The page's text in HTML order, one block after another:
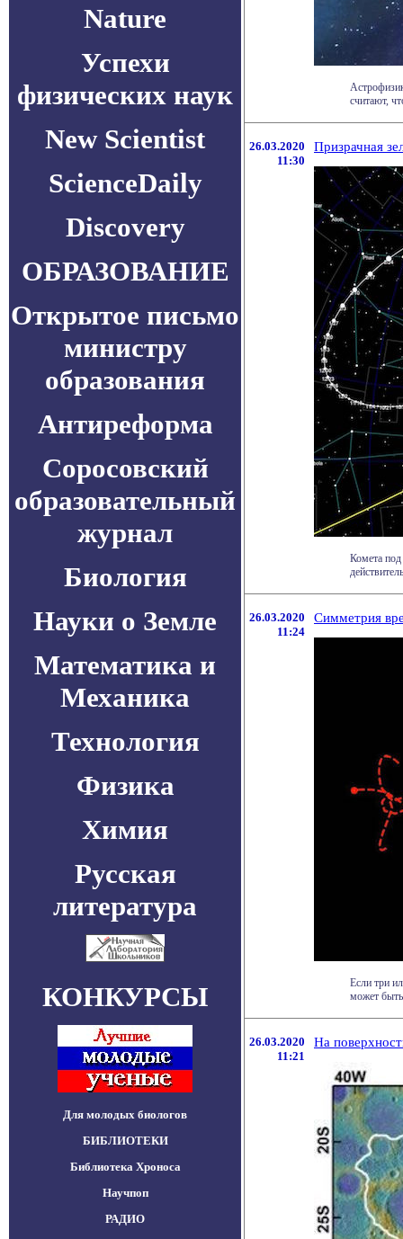
Nature
Успехи
физических наук
New Scientist
ScienceDaily
Discovery
ОБРАЗОВАНИЕ
Открытое письмо
министру
образования
Антиреформа
Соросовский
образовательный
журнал
Биология
Науки о Земле
Математика и
Механика
Технология
Физика
Химия
Русская
литература
КОНКУРСЫ
Для молодых биологов
БИБЛИОТЕКИ
Библиотека Хроноса
Научпоп
РАДИО
считают,
26.03.2020
11:30
Призрачная
Комета
26.03.2020
11:24
Симметрия
Если три
может
26.03.2020
11:21
На